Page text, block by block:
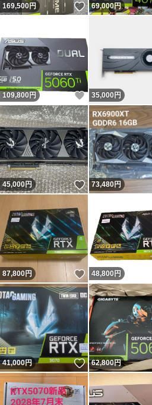
169,500円 いいね！
69,000円
109,800 円 いいね！
35,000 円
45,000円 いいね！
73,480円
87,800円 いいね！
48,800 円
41,000円 いいね！
62,800円